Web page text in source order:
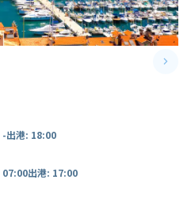
keyboard_arrow_right
-出港: 18:00
07:00出港: 17:00